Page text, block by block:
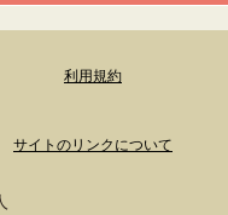
利用規約
サイトのリンクについて